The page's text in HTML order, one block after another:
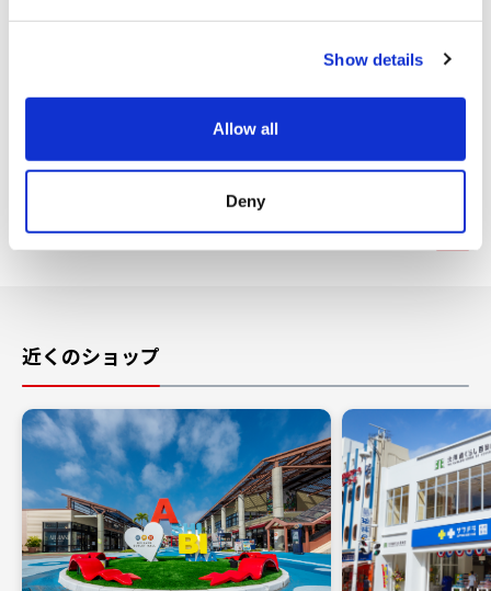
Show details
Allow all
Deny
施設サービス
Tax-free Shop
近くのショップ